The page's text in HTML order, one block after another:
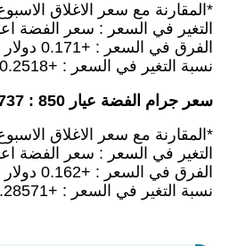
*المقارنة مع سعر الاغلاق
التغير في السعر : سعر الفضة
الفرق في السعر : +0.171 دولار امريكي
نسبة التغير في السعر : +10.2518%
سعر جرام الفضة عيار 850 : 1.737 دولار امريكي
*المقارنة مع سعر الاغلاق
التغير في السعر : سعر الفضة
الفرق في السعر : +0.162 دولار امريكي
نسبة التغير في السعر : +10.28571%